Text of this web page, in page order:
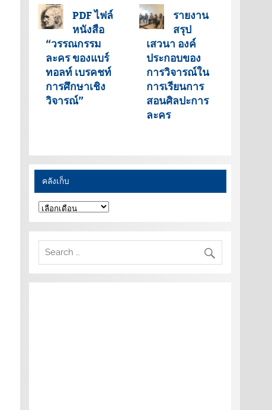
PDF ไฟล์
หนังสือ
“วรรณกรรม
ละคร ของแบร์
ทอลท์ เบรคชท์
การศึกษาเชิง
วิจารณ์”
รายงาน
สรุป
เสวนา องค์
ประกอบของ
การวิจารณ์ใน
การเรียนการ
สอนศิลปะการ
ละคร
คลังเก็บ
คลัง
เก็บ